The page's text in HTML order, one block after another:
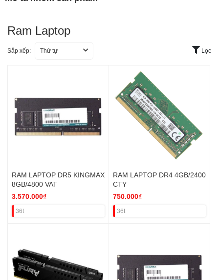
Ram Laptop
Sắp xếp: Thứ tự Lọc
RAM LAPTOP DR5 KINGMAX
8GB/4800 VAT
3.570.000₫
36t
RAM LAPTOP DR4 4GB/2400
CTY
750.000₫
36t